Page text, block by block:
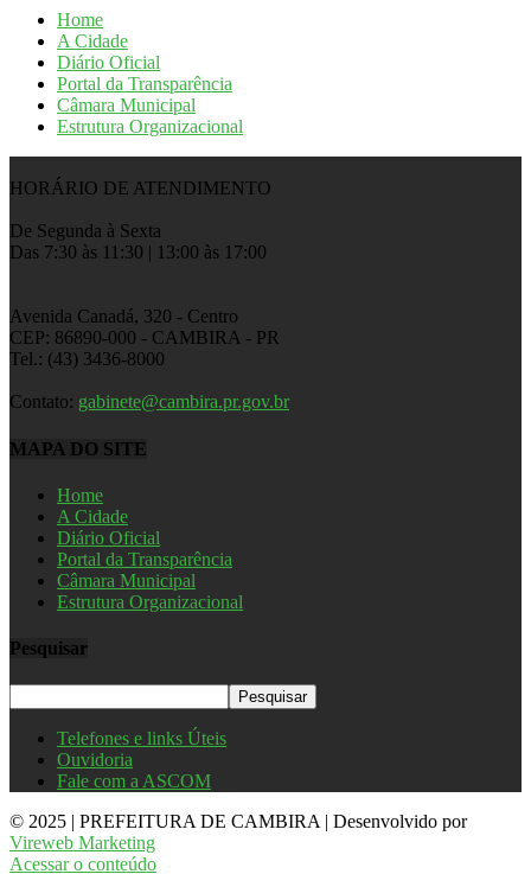
Home
A Cidade
Diário Oficial
Portal da Transparência
Câmara Municipal
Estrutura Organizacional
HORÁRIO DE ATENDIMENTO
De Segunda à Sexta
Das 7:30 às 11:30 | 13:00 às 17:00
Avenida Canadá, 320 - Centro
CEP: 86890-000 - CAMBIRA - PR
Tel.: (43) 3436-8000
Contato: gabinete@cambira.pr.gov.br
MAPA DO SITE
Home
A Cidade
Diário Oficial
Portal da Transparência
Câmara Municipal
Estrutura Organizacional
Pesquisar
Telefones e links Úteis
Ouvidoria
Fale com a ASCOM
© 2025 | PREFEITURA DE CAMBIRA | Desenvolvido por
Vireweb Marketing
Acessar o conteúdo